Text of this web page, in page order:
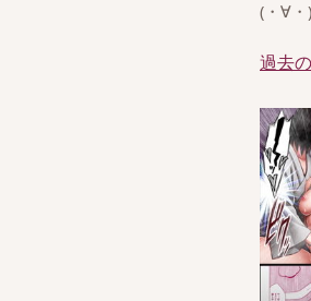
(・∀
過去